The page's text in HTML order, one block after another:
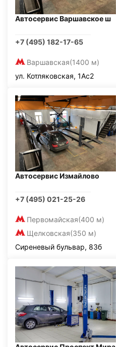
Автосервис Варшавское ш
+7 (495) 182-17-65
Варшавская(1400 м)
ул. Котляковская, 1Ас2
Автосервис Измайлово
+7 (495) 021-25-26
Первомайская(400 м)
Щелковская(350 м)
Сиреневый бульвар, 83б